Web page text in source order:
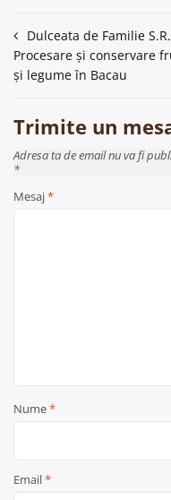
Navigare
în
Dulceata de Familie
Procesare și conservare
și legume în Bacau
Trimite un
Adresa ta de email nu va fi
*
Mesaj*
Nume*
Email*